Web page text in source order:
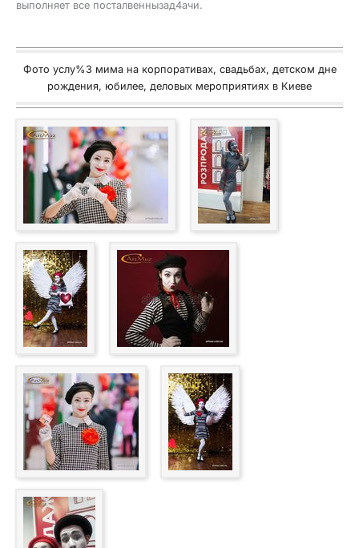
выполняет все посталвеннызад4ачи.
Фото услу%3 мима на корпоративах, свадьбах, детском дне
рождения, юбилее, деловых мероприятиях в Киеве